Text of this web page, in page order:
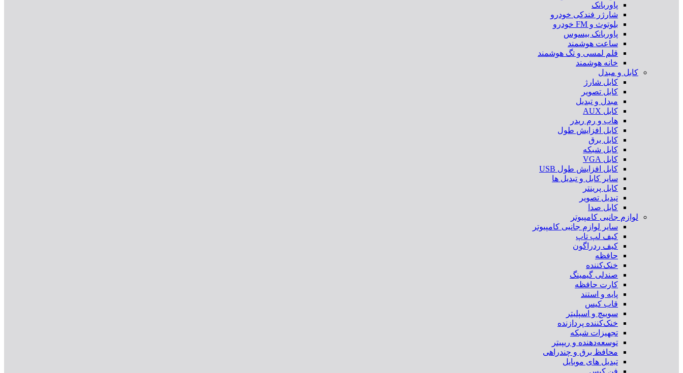
پاوربانک
شارژر فندکی خودرو
بلوتوث و FM خودرو
پاوربانک بیسوس
ساعت هوشمند
قلم لمسی و تگ هوشمند
خانه هوشمند
کابل و مبدل
کابل شارژ
کابل تصویر
مبدل و تبدیل
کابل AUX
هاب و رم ریدر
کابل افزایش طول
کابل برق
کابل شبکه
کابل VGA
کابل افزایش طول USB
سایر کابل و تبدیل ها
کابل پرینتر
تبدیل تصویر
کابل صدا
لوازم جانبی کامپیوتر
سایر لوازم جانبی کامپیوتر
کیف لپ تاپ
کیف ردراگون
حافظه
خنک‌کننده
صندلی گیمینگ
کارت حافظه
پایه و استند
قاب کیس
سوییچ و اسپلیتر
خنک‌کننده پردازنده
تجهیزات شبکه
توسعه‌دهنده و ریپیتر
محافظ برق و چندراهی
تبدیل های موبایل
فن کیس